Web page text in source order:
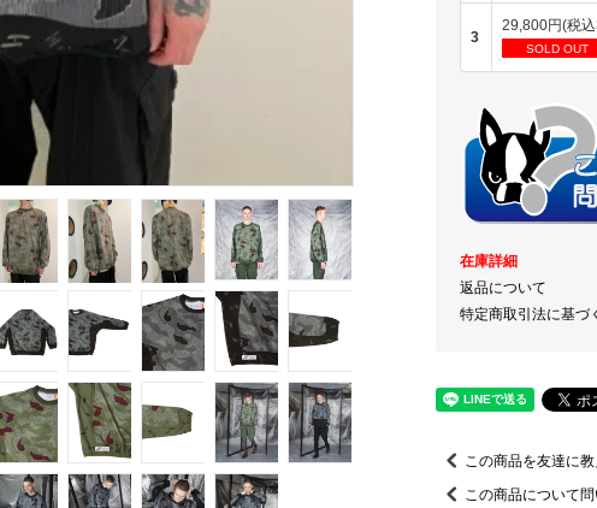
3
29,800円(税
SOLD OUT
在庫詳細
返品について
特定商取引法に基づ
この商品を友達に
この商品について